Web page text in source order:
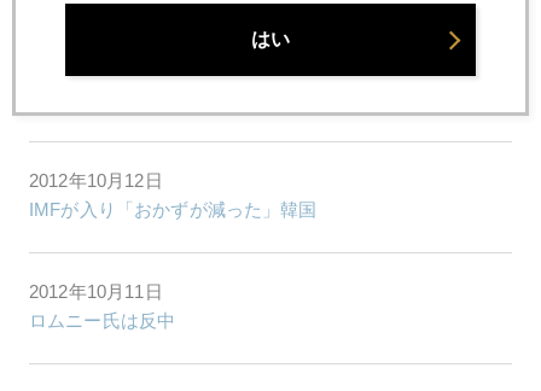
2012年10月12日
IMFが入り「おかずが減った」韓国
2012年10月11日
ロムニー氏は反中
はい